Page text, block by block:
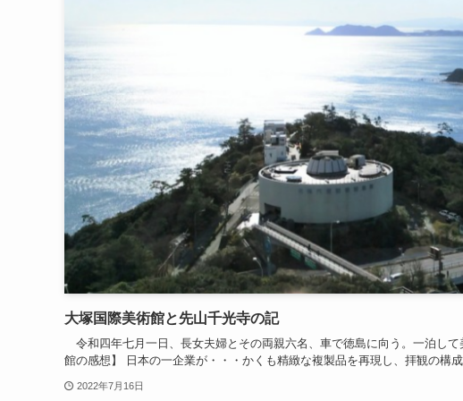
大塚国際美術館と先山千光寺の記
令和四年七月一日、長女夫婦とその両親六名、車で徳島に向う。一泊し
館の感想】 日本の一企業が・・・かくも精緻な複製品を再現し、拝観の構
2022年7月16日